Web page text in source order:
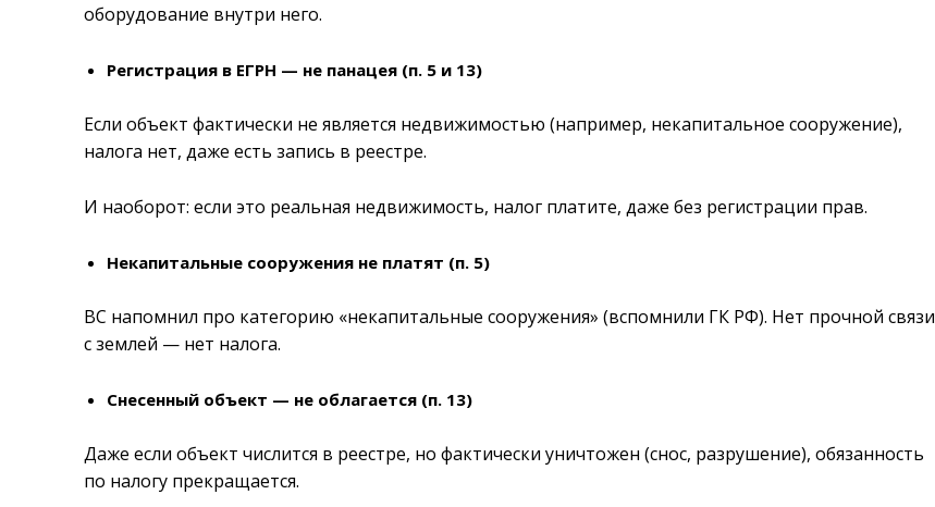
оборудование внутри него.
Регистрация в ЕГРН — не панацея (п. 5 и 13)
Если объект фактически не является недвижимостью (например, некапитальное сооружение),
налога нет, даже есть запись в реестре.
И наоборот: если это реальная недвижимость, налог платите, даже без регистрации прав.
Некапитальные сооружения не платят (п. 5)
ВС напомнил про категорию «некапитальные сооружения» (вспомнили ГК РФ). Нет прочной связи
с землей — нет налога.
Снесенный объект — не облагается (п. 13)
Даже если объект числится в реестре, но фактически уничтожен (снос, разрушение), обязанность
по налогу прекращается.